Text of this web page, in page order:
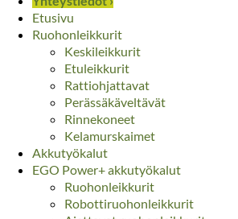
Etusivu
Ruohonleikkurit
Keskileikkurit
Etuleikkurit
Rattiohjattavat
Perässäkäveltävät
Rinnekoneet
Kelamurskaimet
Akkutyökalut
EGO Power+ akkutyökalut
Ruohonleikkurit
Robottiruohonleikkurit